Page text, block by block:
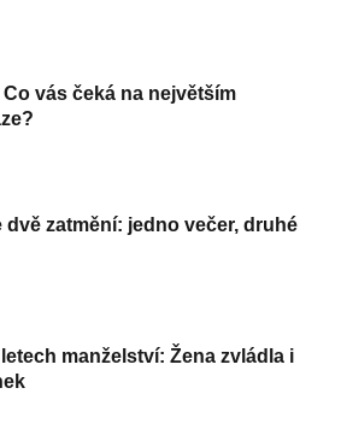
Co vás čeká na největším
dvě zatmění: jedno večer, druhé
manželství: Žena zvládla i